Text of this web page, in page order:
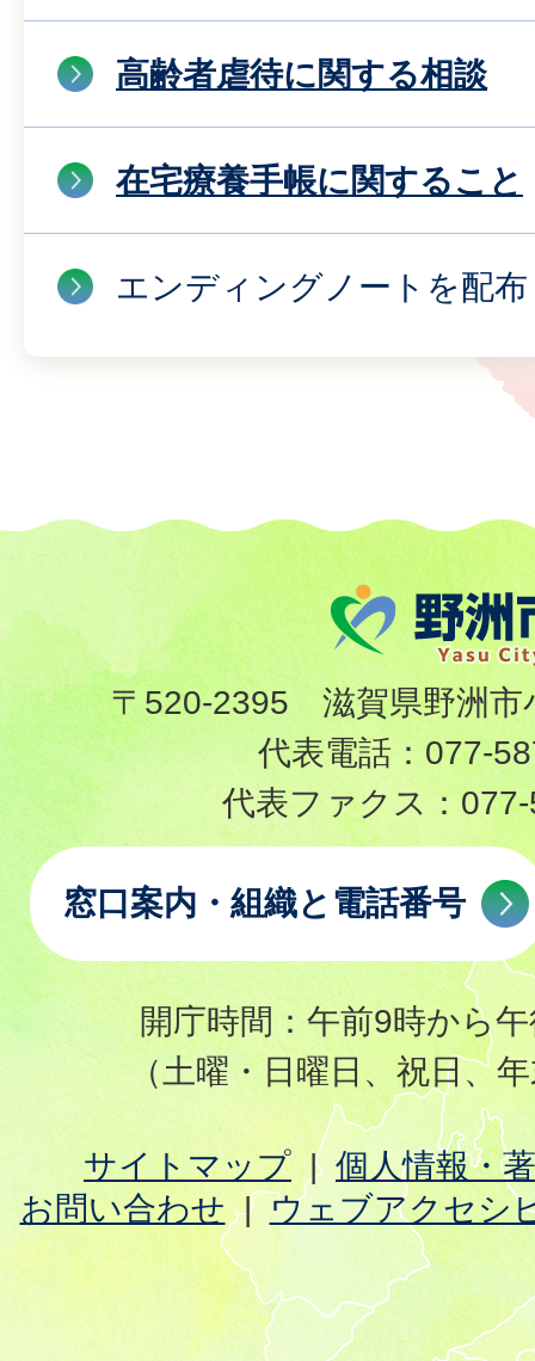
高齢者虐待に関する相談
在宅療養手帳に関すること
エンディングノートを配
〒520-2395 滋賀県野洲市
代表電話： 077-
代表ファクス：
窓口案内・組織と電話番号
開庁時間：午前9時から
（土曜・日曜日、祝日、
サイトマップ
個人情報・
お問い合わせ
ウェブアクセシ